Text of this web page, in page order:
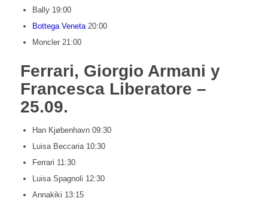
Bally 19:00
Bottega Veneta20:00
Moncler 21:00
Ferrari, Giorgio Armani y
Francesca Liberatore –
25.09.
Han Kjøbenhavn 09:30
Luisa Beccaria 10:30
Ferrari 11:30
Luisa Spagnoli 12:30
Annakiki 13:15